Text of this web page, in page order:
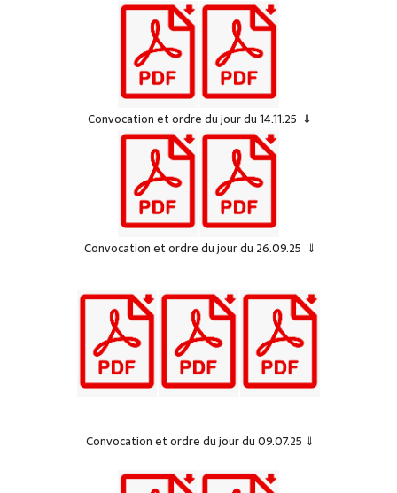
Convocation et ordre du jour du 14.11.25 ⇓
Convocation et ordre du jour du 26.09.25 ⇓
Convocation et ordre du jour du 09.07.25 ⇓